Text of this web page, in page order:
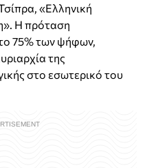
«Ελληνική
Η πρόταση
75% των ψήφων,
της
στο εσωτερικό του